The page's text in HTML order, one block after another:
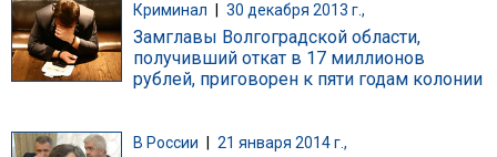
Криминал 30 декабря 2013 г.,
Замглавы Волгоградской области,
получивший откат в 17 миллионов
рублей, приговорен к пяти годам колонии
В России | 21 января 2014 г.,